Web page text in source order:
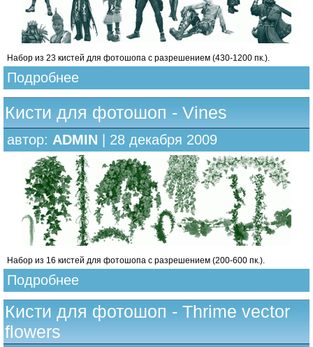
Набор из 23 кистей для фотошопа с разрешением (430-1200 пк.).
Подробнее
Кисти для фотошоп - Vines
автор: ADMIN | 28 декабря 2009
Набор из 16 кистей для фотошопа с разрешением (200-600 пк.).
Подробнее
Кисти для фотошоп - Thrime vector
flowers